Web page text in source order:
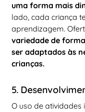
uma forma mais
lado, cada criança
aprendizagem.
variedade de
ser adaptados às
crianças.
5.
O uso de